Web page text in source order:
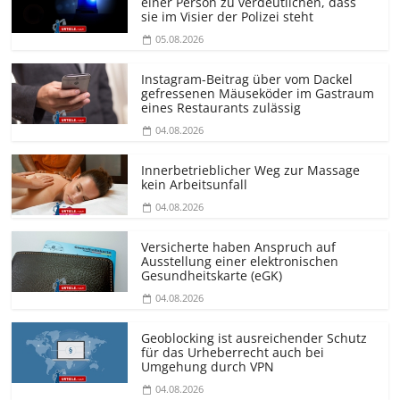
sie im Visier der Polizei steht
05.08.2026
Instagram-Beitrag über vom Dackel
gefressenen Mäuseköder im Gastraum
eines Restaurants zulässig
04.08.2026
Innerbetrieblicher Weg zur Massage
kein Arbeitsunfall
04.08.2026
Versicherte haben Anspruch auf
Ausstellung einer elektronischen
Gesundheitskarte (eGK)
04.08.2026
Geoblocking ist ausreichender Schutz
für das Urheberrecht auch bei
Umgehung durch VPN
04.08.2026